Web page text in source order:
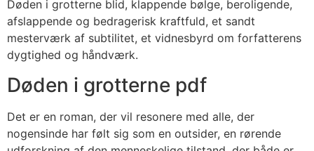
Døden i grotterne blid, klappende bølge, beroligende,
afslappende og bedragerisk kraftfuld, et sandt
mesterværk af subtilitet, et vidnesbyrd om forfatterens
dygtighed og håndværk.
Døden i grotterne pdf
Det er en roman, der vil resonere med alle, der
nogensinde har følt sig som en outsider, en rørende